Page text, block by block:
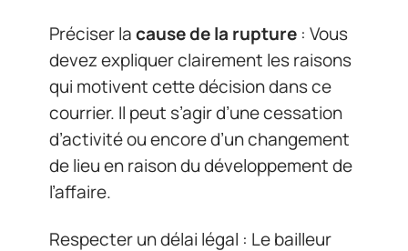
Préciser lacause de la rupture : Vous
devez expliquer clairement les raisons
qui motivent cette décision dans ce
courrier. Il peut s’agir d’une cessation
d’activité ou encore d’un changement
de lieu en raison du développement de
l’affaire.
Respecter un délai légal : Le bailleur